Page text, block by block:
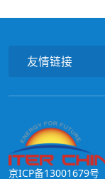
友情链接
京ICP备13001679号